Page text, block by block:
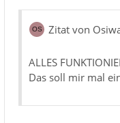
Zitat von
ALLES
Das soll mir mal